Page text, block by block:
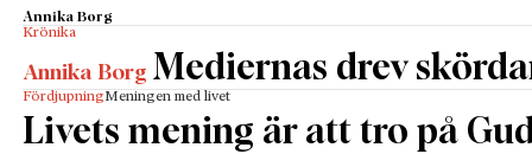
Annika Borg
Krönika
Annika Borg Mediernas drev
FördjupningMeningen med livet
Livets mening är att tro på